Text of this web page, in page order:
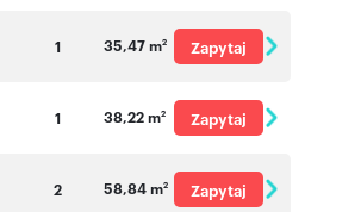
1 35,47 m2
Zapytaj
1 38,22 m2
Zapytaj
2 58,84 m2
Zapytaj